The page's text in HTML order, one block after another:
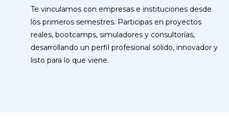
Te vinculamos con empresas e instituciones desde
los primeros semestres. Participas en proyectos
reales, bootcamps, simuladores y consultorías,
desarrollando un perfil profesional sólido, innovador y
listo para lo que viene.